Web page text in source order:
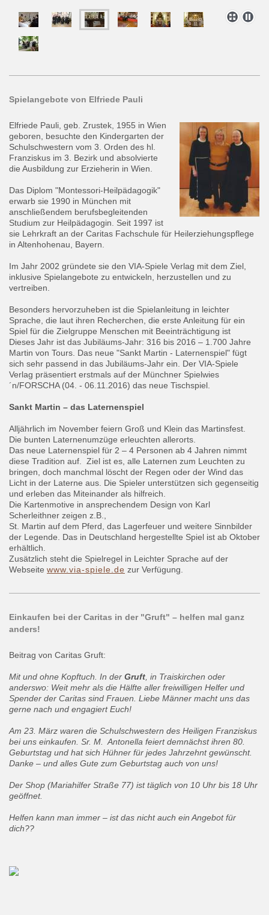
Spielangebote von Elfriede Pauli
Elfriede Pauli, geb. Zrustek, 1955 in Wien
geboren, besuchte den Kindergarten der
Schulschwestern vom 3. Orden des hl.
Franziskus im 3. Bezirk und absolvierte
die Ausbildung zur Erzieherin in Wien.
Das Diplom "Montessori-Heilpädagogik"
erwarb sie 1990 in München mit
anschließendem berufsbegleitenden
Studium zur Heilpädagogin. Seit 1997 ist
sie Lehrkraft an der Caritas Fachschule für Heilerziehungspflege
in Altenhohenau, Bayern.
Im Jahr 2002 gründete sie den VIA-Spiele Verlag mit dem Ziel,
inklusive Spielangebote zu entwickeln, herzustellen und zu
vertreiben.
Besonders hervorzuheben ist die Spielanleitung in leichter
Sprache, die laut ihren Recherchen, die erste Anleitung für ein
Spiel für die Zielgruppe Menschen mit Beeinträchtigung ist
Dieses Jahr ist das Jubiläums-Jahr: 316 bis 2016 – 1.700 Jahre
Martin von Tours. Das neue "Sankt Martin - Laternenspiel" fügt
sich sehr passend in das Jubiläums-Jahr ein. Der VIA-Spiele
Verlag präsentiert erstmals auf der Münchner Spielwies
´n/FORSCHA (04. - 06.11.2016) das neue Tischspiel.
Sankt Martin – das Laternenspiel
Alljährlich im November feiern Groß und Klein das Martinsfest.
Die bunten Laternenumzüge erleuchten allerorts.
Das neue Laternenspiel für 2 – 4 Personen ab 4 Jahren nimmt
diese Tradition auf. Ziel ist es, alle Laternen zum Leuchten zu
bringen, doch manchmal löscht der Regen oder der Wind das
Licht in der Laterne aus. Die Spieler unterstützen sich gegenseitig
und erleben das Miteinander als hilfreich.
Die Kartenmotive in ansprechendem Design von Karl
Scherleithner zeigen z.B.,
St. Martin auf dem Pferd, das Lagerfeuer und weitere Sinnbilder
der Legende. Das in Deutschland hergestellte Spiel ist ab Oktober
erhältlich.
Zusätzlich steht die Spielregel in Leichter Sprache auf der
Webseite www.via-spiele.de zur Verfügung.
Einkaufen bei der Caritas in der "Gruft" – helfen mal ganz
anders!
Beitrag von Caritas Gruft:
Mit und ohne Kopftuch. In der Gruft, in Traiskirchen oder
anderswo: Weit mehr als die Hälfte aller freiwilligen Helfer und
Spender der Caritas sind Frauen. Liebe Männer macht uns das
gerne nach und engagiert Euch!
Am 23. März waren die Schulschwestern des Heiligen Franziskus
bei uns einkaufen. Sr. M. Antonella feiert demnächst ihren 80.
Geburtstag und hat sich Hühner für jedes Jahrzehnt gewünscht.
Danke – und alles Gute zum Geburtstag auch von uns!
Der Shop (Mariahilfer Straße 77) ist täglich von 10 Uhr bis 18 Uhr
geöffnet.
Helfen kann man immer – ist das nicht auch ein Angebot für
dich??